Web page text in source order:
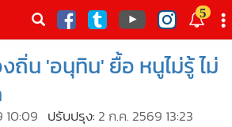
5
ถิ่น 'อนุทิน' ยื้อ หนูไม่รู้ ไม่
10:09 ปรับปรุง: 2 ก.ค. 2569 13:23